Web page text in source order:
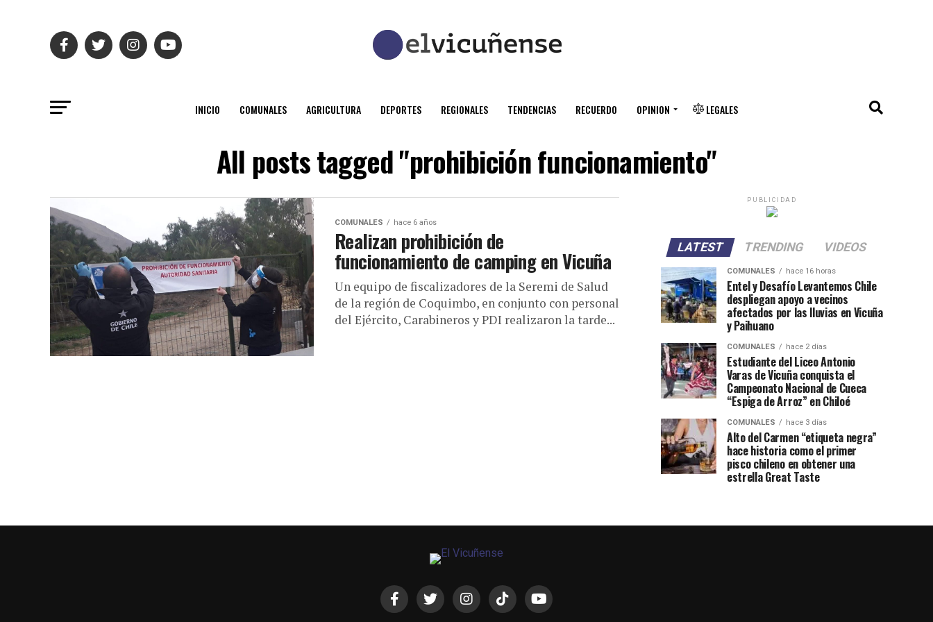
INICIO COMUNALES AGRICULTURA DEPORTES REGIONALES TENDENCIAS RECUERDO OPINION LEGALES
All posts tagged "prohibición funcionamiento"
COMUNALES hace 6 años
Realizan prohibición de
funcionamiento de camping en Vicuña
Un equipo de fiscalizadores de la Seremi de Salud
de la región de Coquimbo, en conjunto con personal
del Ejército, Carabineros y PDI realizaron la tarde...
PUBLICIDAD
LATEST TRENDING VIDEOS
COMUNALES hace 16 horas
Entel y Desafío Levantemos Chile
despliegan apoyo a vecinos
afectados por las lluvias en Vicuña
y Paihuano
COMUNALES hace 2 días
Estudiante del Liceo Antonio
Varas de Vicuña conquista el
Campeonato Nacional de Cueca
“Espiga de Arroz” en Chiloé
COMUNALES hace 3 días
Alto del Carmen “etiqueta negra”
hace historia como el primer
pisco chileno en obtener una
estrella Great Taste